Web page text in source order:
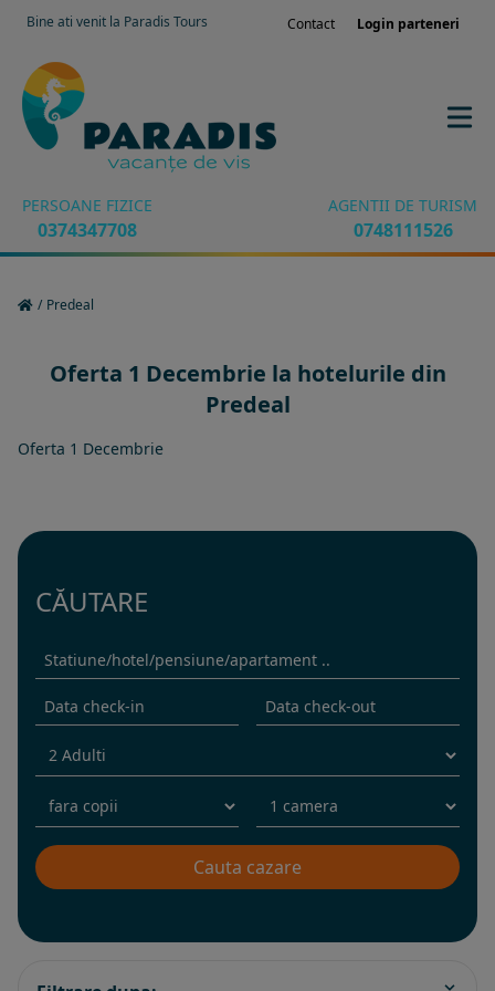
Bine ati venit la Paradis Tours Contact Login parteneri
PERSOANE FIZICE
0374347708
AGENTII DE TURISM
0748111526
/ Predeal
Oferta 1 Decembrie la hotelurile din
Predeal
Oferta 1 Decembrie
CĂUTARE